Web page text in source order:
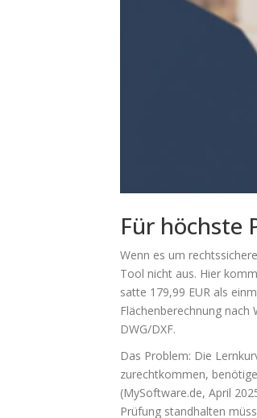
Für höchste
Wenn es um
Tool nicht aus. Hier
satte 179,99 EUR als
Flächenberechnung
DWG/DXF.
Das Problem: Die
zurechtkommen,
(MySoftware.de, April
Prüfung standhalten